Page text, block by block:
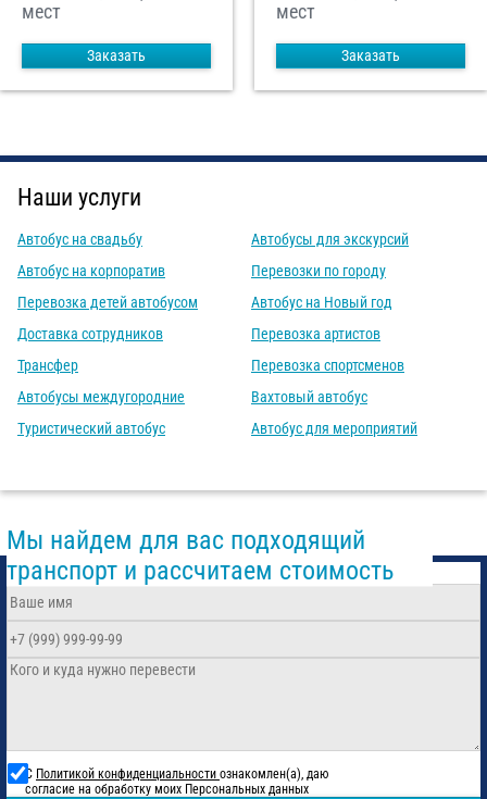
мест
Заказать
мест
Заказать
Наши услуги
Автобус на свадьбу
Автобус на корпоратив
Перевозка детей автобусом
Доставка сотрудников
Трансфер
Автобусы междугородние
Туристический автобус
Автобусы для экскурсий
Перевозки по городу
Автобус на Новый год
Перевозка артистов
Перевозка спортсменов
Вахтовый автобус
Автобус для мероприятий
Мы найдем для вас подходящий
транспорт и рассчитаем стоимость
С Политикой конфиденциальности ознакомлен(а), даю
согласие на обработку моих Персональных данных